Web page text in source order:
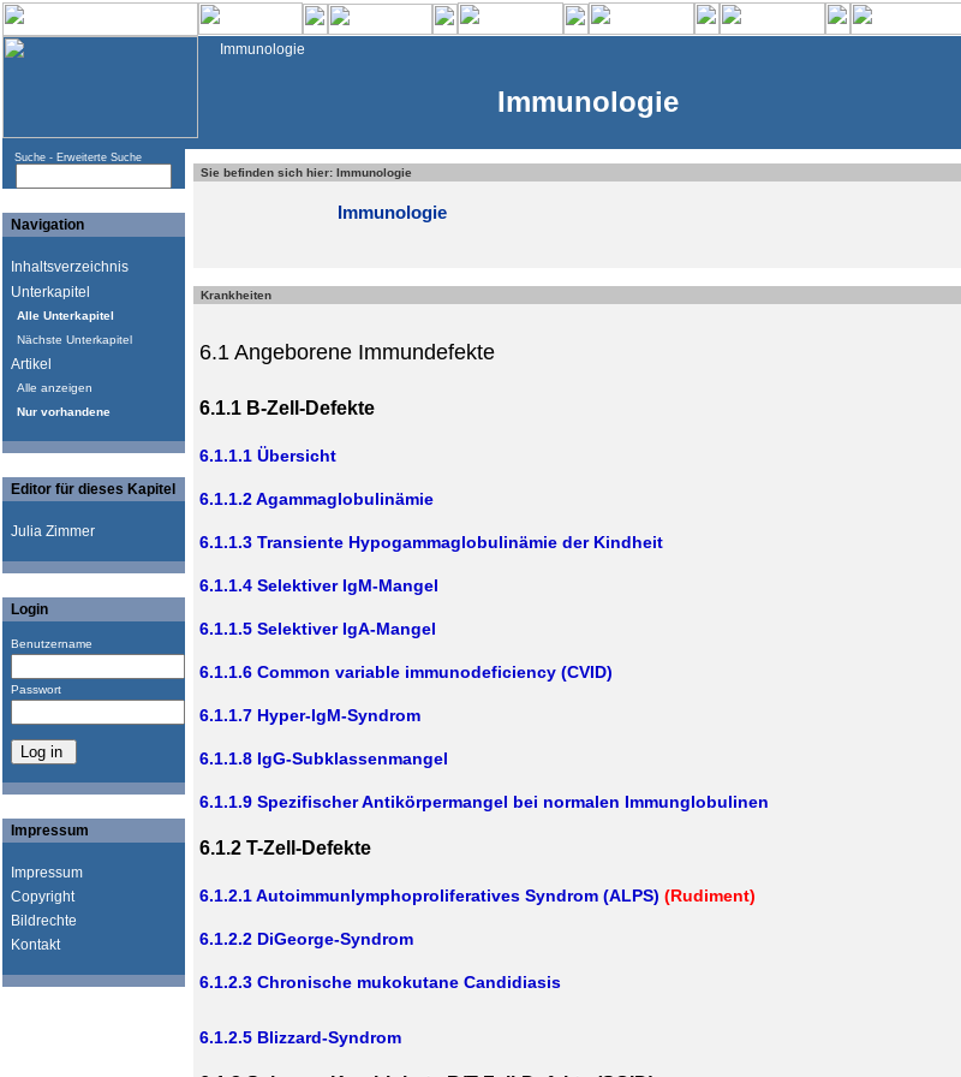
Immunologie
Immunologie
Suche - Erweiterte Suche
Navigation
Inhaltsverzeichnis
Unterkapitel
Alle Unterkapitel
Nächste Unterkapitel
Artikel
Alle anzeigen
Nur vorhandene
Editor für dieses Kapitel
Julia Zimmer
Login
Benutzername
Passwort
Impressum
Impressum
Copyright
Bildrechte
Kontakt
Sie befinden sich hier: Immunologie
Immunologie
Krankheiten
6.1 Angeborene Immundefekte
6.1.1 B-Zell-Defekte
6.1.1.1 Übersicht
6.1.1.2 Agammaglobulinämie
6.1.1.3 Transiente Hypogammaglobulinämie der Kindheit
6.1.1.4 Selektiver IgM-Mangel
6.1.1.5 Selektiver IgA-Mangel
6.1.1.6 Common variable immunodeficiency (CVID)
6.1.1.7 Hyper-IgM-Syndrom
6.1.1.8 IgG-Subklassenmangel
6.1.1.9 Spezifischer Antikörpermangel bei normalen Immunglobulinen
6.1.2 T-Zell-Defekte
6.1.2.1 Autoimmunlymphoproliferatives Syndrom (ALPS) (Rudiment)
6.1.2.2 DiGeorge-Syndrom
6.1.2.3 Chronische mukokutane Candidiasis
6.1.2.5 Blizzard-Syndrom